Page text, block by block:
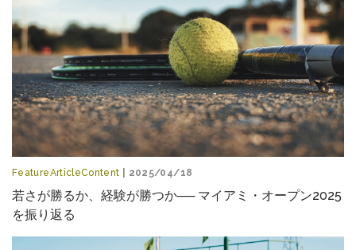
FeatureArticleContent | 2025/04/18
若さが勝るか、経験が勝つか── マイアミ・オープン2025
を振り返る